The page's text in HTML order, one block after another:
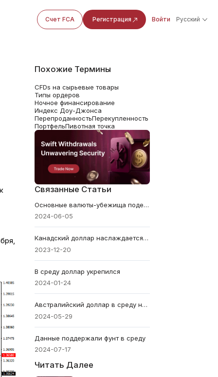
Счет FCA Регистрация Войти Русский
Похожие Термины
CFDs на сырьевые товары
Типы ордеров
Ночное финансирование
Индекс Доу-Джонса
ПерепроданностьПерекупленность
ПортфельПивотная точка
Связанные Статьи
Основные валюты-убежища подешевели в среду
2024-06-05
Канадский доллар наслаждается многочисленными попутными ветрами после отчета по инфляции
2023-12-20
В среду доллар укрепился
2024-01-24
Австралийский доллар в среду не пострадал.
2024-05-29
Данные поддержали фунт в среду
2024-07-17
Читать Далее